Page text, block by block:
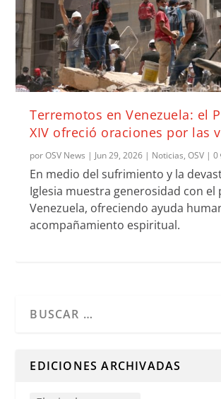
Terremotos en Venezuela: el
XIV ofreció oraciones por las
porOSV News | Jun 29, 2026 | Noticias,OSV |0
En medio del sufrimiento y la
Iglesia muestra generosidad con el
Venezuela, ofreciendo ayuda
acompañamiento espiritual.
EDICIONES ARCHIVADAS